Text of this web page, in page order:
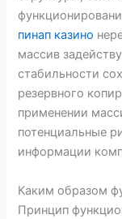
пинап казино
массив
стабильности
резервного
применении
потенциальные
информации
Каким образом
Принцип